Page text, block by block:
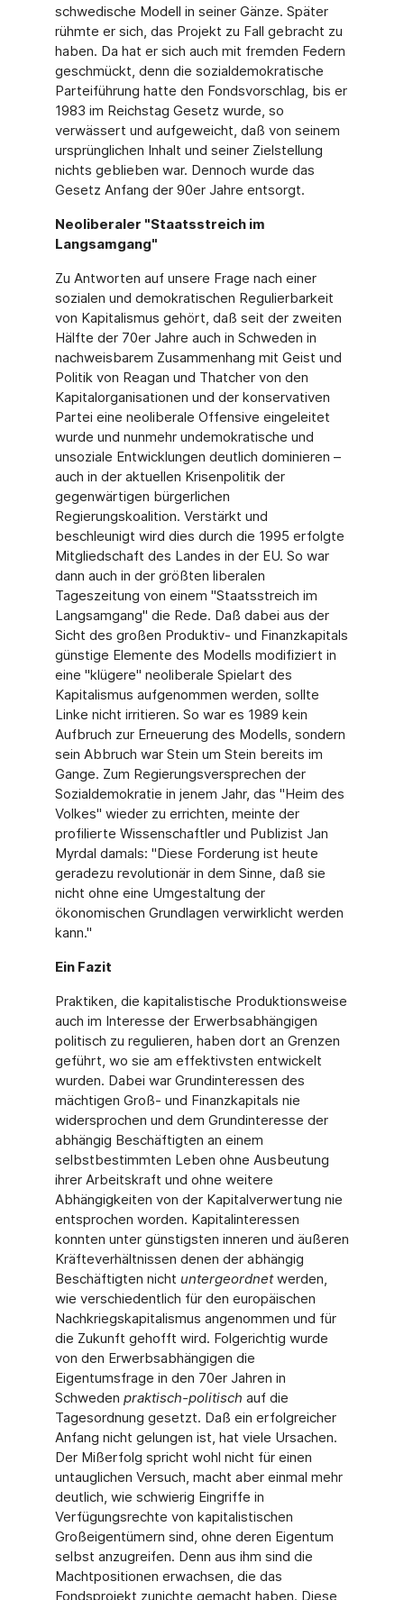
schwedische Modell in seiner Gänze. Später
rühmte er sich, das Projekt zu Fall gebracht zu
haben. Da hat er sich auch mit fremden Federn
geschmückt, denn die sozialdemokratische
Parteiführung hatte den Fondsvorschlag, bis er
1983 im Reichstag Gesetz wurde, so
verwässert und aufgeweicht, daß von seinem
ursprünglichen Inhalt und seiner Zielstellung
nichts geblieben war. Dennoch wurde das
Gesetz Anfang der 90er Jahre entsorgt.
Neoliberaler "Staatsstreich im
Langsamgang"
Zu Antworten auf unsere Frage nach einer
sozialen und demokratischen Regulierbarkeit
von Kapitalismus gehört, daß seit der zweiten
Hälfte der 70er Jahre auch in Schweden in
nachweisbarem Zusammenhang mit Geist und
Politik von Reagan und Thatcher von den
Kapitalorganisationen und der konservativen
Partei eine neoliberale Offensive eingeleitet
wurde und nunmehr undemokratische und
unsoziale Entwicklungen deutlich dominieren –
auch in der aktuellen Krisenpolitik der
gegenwärtigen bürgerlichen
Regierungskoalition. Verstärkt und
beschleunigt wird dies durch die 1995 erfolgte
Mitgliedschaft des Landes in der EU. So war
dann auch in der größten liberalen
Tageszeitung von einem "Staatsstreich im
Langsamgang" die Rede. Daß dabei aus der
Sicht des großen Produktiv- und Finanzkapitals
günstige Elemente des Modells modifiziert in
eine "klügere" neoliberale Spielart des
Kapitalismus aufgenommen werden, sollte
Linke nicht irritieren. So war es 1989 kein
Aufbruch zur Erneuerung des Modells, sondern
sein Abbruch war Stein um Stein bereits im
Gange. Zum Regierungsversprechen der
Sozialdemokratie in jenem Jahr, das "Heim des
Volkes" wieder zu errichten, meinte der
profilierte Wissenschaftler und Publizist Jan
Myrdal damals: "Diese Forderung ist heute
geradezu revolutionär in dem Sinne, daß sie
nicht ohne eine Umgestaltung der
ökonomischen Grundlagen verwirklicht werden
kann."
Ein Fazit
Praktiken, die kapitalistische Produktionsweise
auch im Interesse der Erwerbsabhängigen
politisch zu regulieren, haben dort an Grenzen
geführt, wo sie am effektivsten entwickelt
wurden. Dabei war Grundinteressen des
mächtigen Groß- und Finanzkapitals nie
widersprochen und dem Grundinteresse der
abhängig Beschäftigten an einem
selbstbestimmten Leben ohne Ausbeutung
ihrer Arbeitskraft und ohne weitere
Abhängigkeiten von der Kapitalverwertung nie
entsprochen worden. Kapitalinteressen
konnten unter günstigsten inneren und äußeren
Kräfteverhältnissen denen der abhängig
Beschäftigten nicht untergeordnetwerden,
wie verschiedentlich für den europäischen
Nachkriegskapitalismus angenommen und für
die Zukunft gehofft wird. Folgerichtig wurde
von den Erwerbsabhängigen die
Eigentumsfrage in den 70er Jahren in
Schweden praktisch-politisch auf die
Tagesordnung gesetzt. Daß ein erfolgreicher
Anfang nicht gelungen ist, hat viele Ursachen.
Der Mißerfolg spricht wohl nicht für einen
untauglichen Versuch, macht aber einmal mehr
deutlich, wie schwierig Eingriffe in
Verfügungsrechte von kapitalistischen
Großeigentümern sind, ohne deren Eigentum
selbst anzugreifen. Denn aus ihm sind die
Machtpositionen erwachsen, die das
Fondsprojekt zunichte gemacht haben. Diese